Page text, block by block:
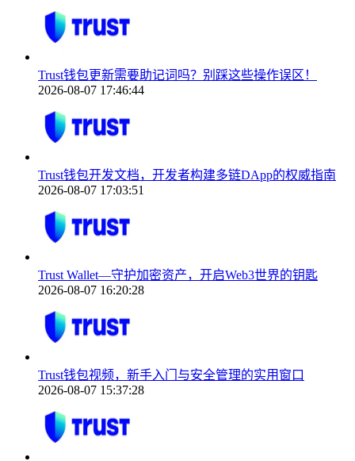
Trust钱包更新需要助记词吗？别踩这些操作误区！
2026-08-07 17:46:44
Trust钱包开发文档，开发者构建多链DApp的权威指南
2026-08-07 17:03:51
Trust Wallet—守护加密资产，开启Web3世界的钥匙
2026-08-07 16:20:28
Trust钱包视频，新手入门与安全管理的实用窗口
2026-08-07 15:37:28